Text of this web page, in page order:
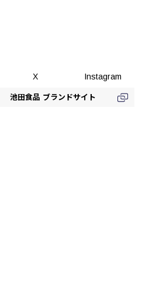
X Instagram
池田食品 ブランドサイト